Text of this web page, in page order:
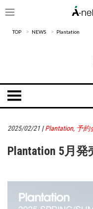
TOP > NEWS > Plantation
2025/02/21 |Plantation, 予約
Plantation 5月